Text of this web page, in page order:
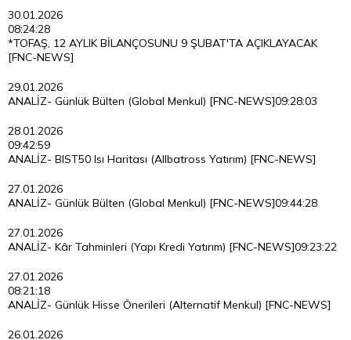
30.01.2026
08:24:28
*TOFAŞ, 12 AYLIK BİLANÇOSUNU 9 ŞUBAT'TA AÇIKLAYACAK
[FNC-NEWS]
29.01.2026
09:28:03
ANALİZ- Günlük Bülten (Global Menkul) [FNC-NEWS]
28.01.2026
09:42:59
ANALİZ- BIST50 Isı Haritası (Allbatross Yatırım) [FNC-NEWS]
27.01.2026
09:44:28
ANALİZ- Günlük Bülten (Global Menkul) [FNC-NEWS]
27.01.2026
09:23:22
ANALİZ- Kâr Tahminleri (Yapı Kredi Yatırım) [FNC-NEWS]
27.01.2026
08:21:18
ANALİZ- Günlük Hisse Önerileri (Alternatif Menkul) [FNC-NEWS]
26.01.2026